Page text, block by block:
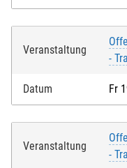
Veranstaltung
-
Datum Fr
Veranstaltung
-